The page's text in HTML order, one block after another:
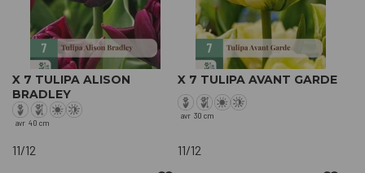
X 7 TULIPA ALISON
BRADLEY
avr 40 cm
11/12
X 7 TULIPA AVANT GARDE
avr 30 cm
11/12